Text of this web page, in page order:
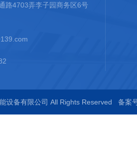
路4703弄李子园商务区6号
设备有限公司 All Rights Reserved 备案